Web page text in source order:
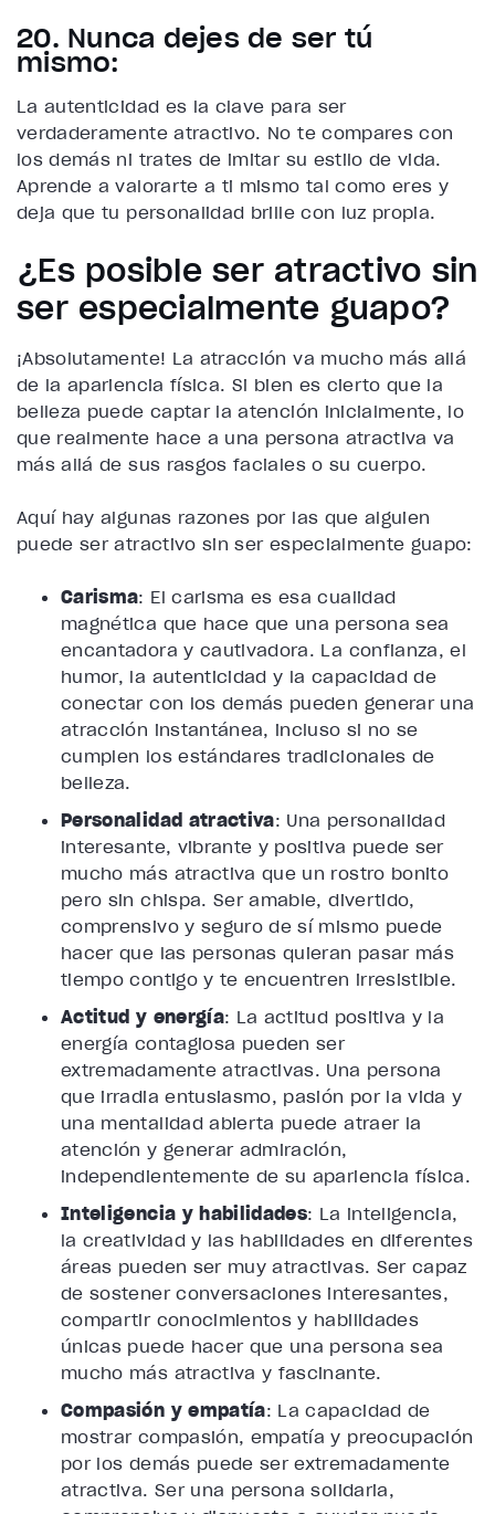
20. Nunca dejes de ser tú
mismo:
La autenticidad es la clave para ser
verdaderamente atractivo. No te compares con
los demás ni trates de imitar su estilo de vida.
Aprende a valorarte a ti mismo tal como eres y
deja que tu personalidad brille con luz propia.
¿Es posible ser atractivo sin
ser especialmente guapo?
¡Absolutamente! La atracción va mucho más allá
de la apariencia física. Si bien es cierto que la
belleza puede captar la atención inicialmente, lo
que realmente hace a una persona atractiva va
más allá de sus rasgos faciales o su cuerpo.
Aquí hay algunas razones por las que alguien
puede ser atractivo sin ser especialmente guapo:
Carisma: El carisma es esa cualidad
magnética que hace que una persona sea
encantadora y cautivadora. La confianza, el
humor, la autenticidad y la capacidad de
conectar con los demás pueden generar una
atracción instantánea, incluso si no se
cumplen los estándares tradicionales de
belleza.
Personalidad atractiva: Una personalidad
interesante, vibrante y positiva puede ser
mucho más atractiva que un rostro bonito
pero sin chispa. Ser amable, divertido,
comprensivo y seguro de sí mismo puede
hacer que las personas quieran pasar más
tiempo contigo y te encuentren irresistible.
Actitud y energía: La actitud positiva y la
energía contagiosa pueden ser
extremadamente atractivas. Una persona
que irradia entusiasmo, pasión por la vida y
una mentalidad abierta puede atraer la
atención y generar admiración,
independientemente de su apariencia física.
Inteligencia y habilidades: La inteligencia,
la creatividad y las habilidades en diferentes
áreas pueden ser muy atractivas. Ser capaz
de sostener conversaciones interesantes,
compartir conocimientos y habilidades
únicas puede hacer que una persona sea
mucho más atractiva y fascinante.
Compasión y empatía: La capacidad de
mostrar compasión, empatía y preocupación
por los demás puede ser extremadamente
atractiva. Ser una persona solidaria,